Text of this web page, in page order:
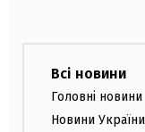
Всі новини
Головні новини
Новини України